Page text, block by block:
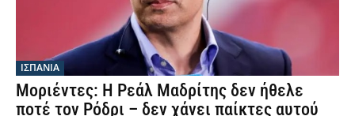
ΙΣΠΑΝΙΑ
Μοριέντες: Η Ρεάλ Μαδρίτης δεν ήθελε
ποτέ τον Ρόδρι – δεν χάνει παίκτες αυτού